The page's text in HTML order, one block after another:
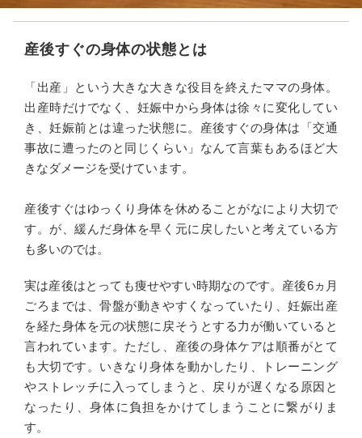
産後すぐの身体の状態とは
「出産」という大きな大きな役目を終えたママの身体。
出産時だけでなく、妊娠中から身体は徐々に変化してい
き、妊娠前とは違った状態に。産後すぐの身体は「交通
事故に遭ったのと同じくらい」なんて言葉もあるほど大
きなダメージを受けています。
産後すぐはゆっくり身体を休めることがなにより大切で
す。が、緩んだ身体を早く元に戻したいと考えている方
も多いのでは。
実は産後はとっても痩せやすい時期なのです。産後6ヵ月
ごろまでは、骨盤が動きやすくなっていたり、妊娠出産
を経た身体を元の状態に戻そうとする力が働いていると
言われています。ただし、産後の身体ケアは順番がとて
も大切です。いきなり身体を動かしたり、トレーニング
やストレッチに入ってしまうと、戻りが遅くなる原因と
なったり、身体に負担をかけてしまうことに繋がりま
す。